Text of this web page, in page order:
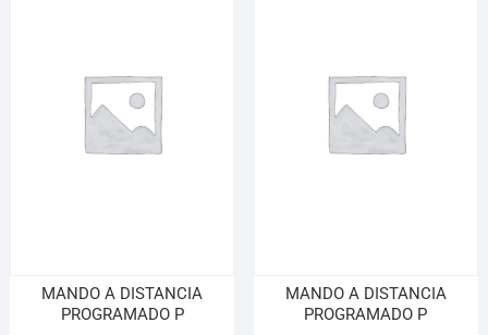
MANDO A DISTANCIA
PROGRAMADO P
MANDO A DISTANCIA
PROGRAMADO P